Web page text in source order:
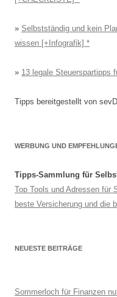
» Selbstständig und kein
wissen [+Infografik]
» 13 legale Steuerspartipps
Tipps bereitgestellt von
WERBUNG UND
Tipps-Sammlung für
Top Tools und Adressen für
beste Versicherung und die
NEUESTE BEITRÄGE
Sommerloch für Finanzen